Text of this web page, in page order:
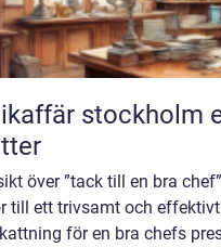
stockholm en guide till stadens dolda
över ”tack till en bra
till ett trivsamt och
för en bra chefs